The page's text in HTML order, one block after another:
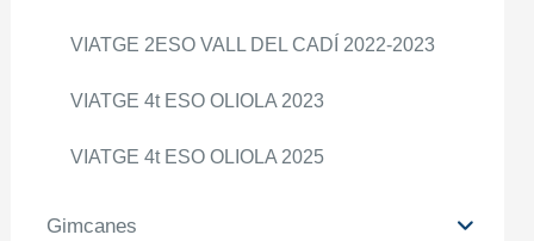
VIATGE 2ESO VALL DEL CADÍ 2022-2023
VIATGE 4t ESO OLIOLA 2023
VIATGE 4t ESO OLIOLA 2025
Gimcanes